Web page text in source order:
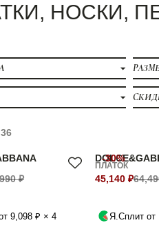
НОСКИ,
₽
9,098 ₽ × 4
-30%
ПЛАТОК
45,140 ₽
Я.Сплит от